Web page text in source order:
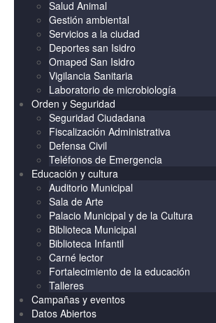
Salud Animal
Gestión ambiental
Servicios a la ciudad
Deportes san Isidro
Omaped San Isidro
Vigilancia Sanitaria
Laboratorio de microbiología
Orden y Seguridad
Seguridad Ciudadana
Fiscalización Administrativa
Defensa Civil
Teléfonos de Emergencia
Educación y cultura
Auditorio Municipal
Sala de Arte
Palacio Municipal y de la Cultura
Biblioteca Municipal
Biblioteca Infantil
Carné lector
Fortalecimiento de la educación
Talleres
Campañas y eventos
Datos Abiertos